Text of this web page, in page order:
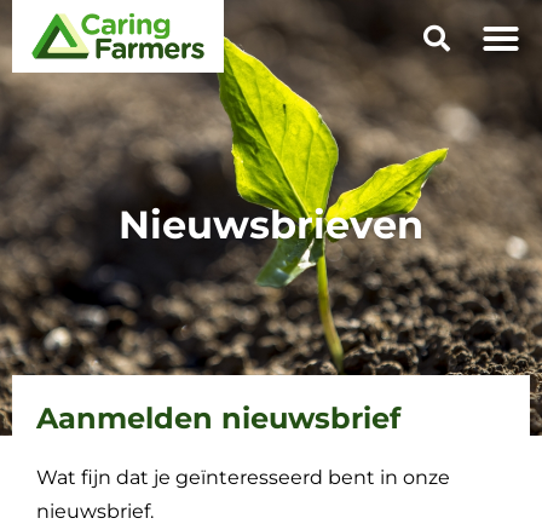
Nieuwsbrieven
Aanmelden nieuwsbrief
Wat fijn dat je geïnteresseerd bent in onze
nieuwsbrief.